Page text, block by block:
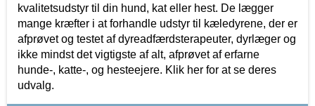
kvalitetsudstyr til din hund, kat eller hest. De lægger
mange kræfter i at forhandle udstyr til kæledyrene, der er
afprøvet og testet af dyreadfærdsterapeuter, dyrlæger og
ikke mindst det vigtigste af alt, afprøvet af erfarne
hunde-, katte-, og hesteejere. Klik her for at se deres
udvalg.